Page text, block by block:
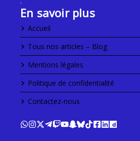
En savoir plus
Accueil
Tous nos articles – Blog
Mentions légales
Politique de confidentialité
Contactez-nous